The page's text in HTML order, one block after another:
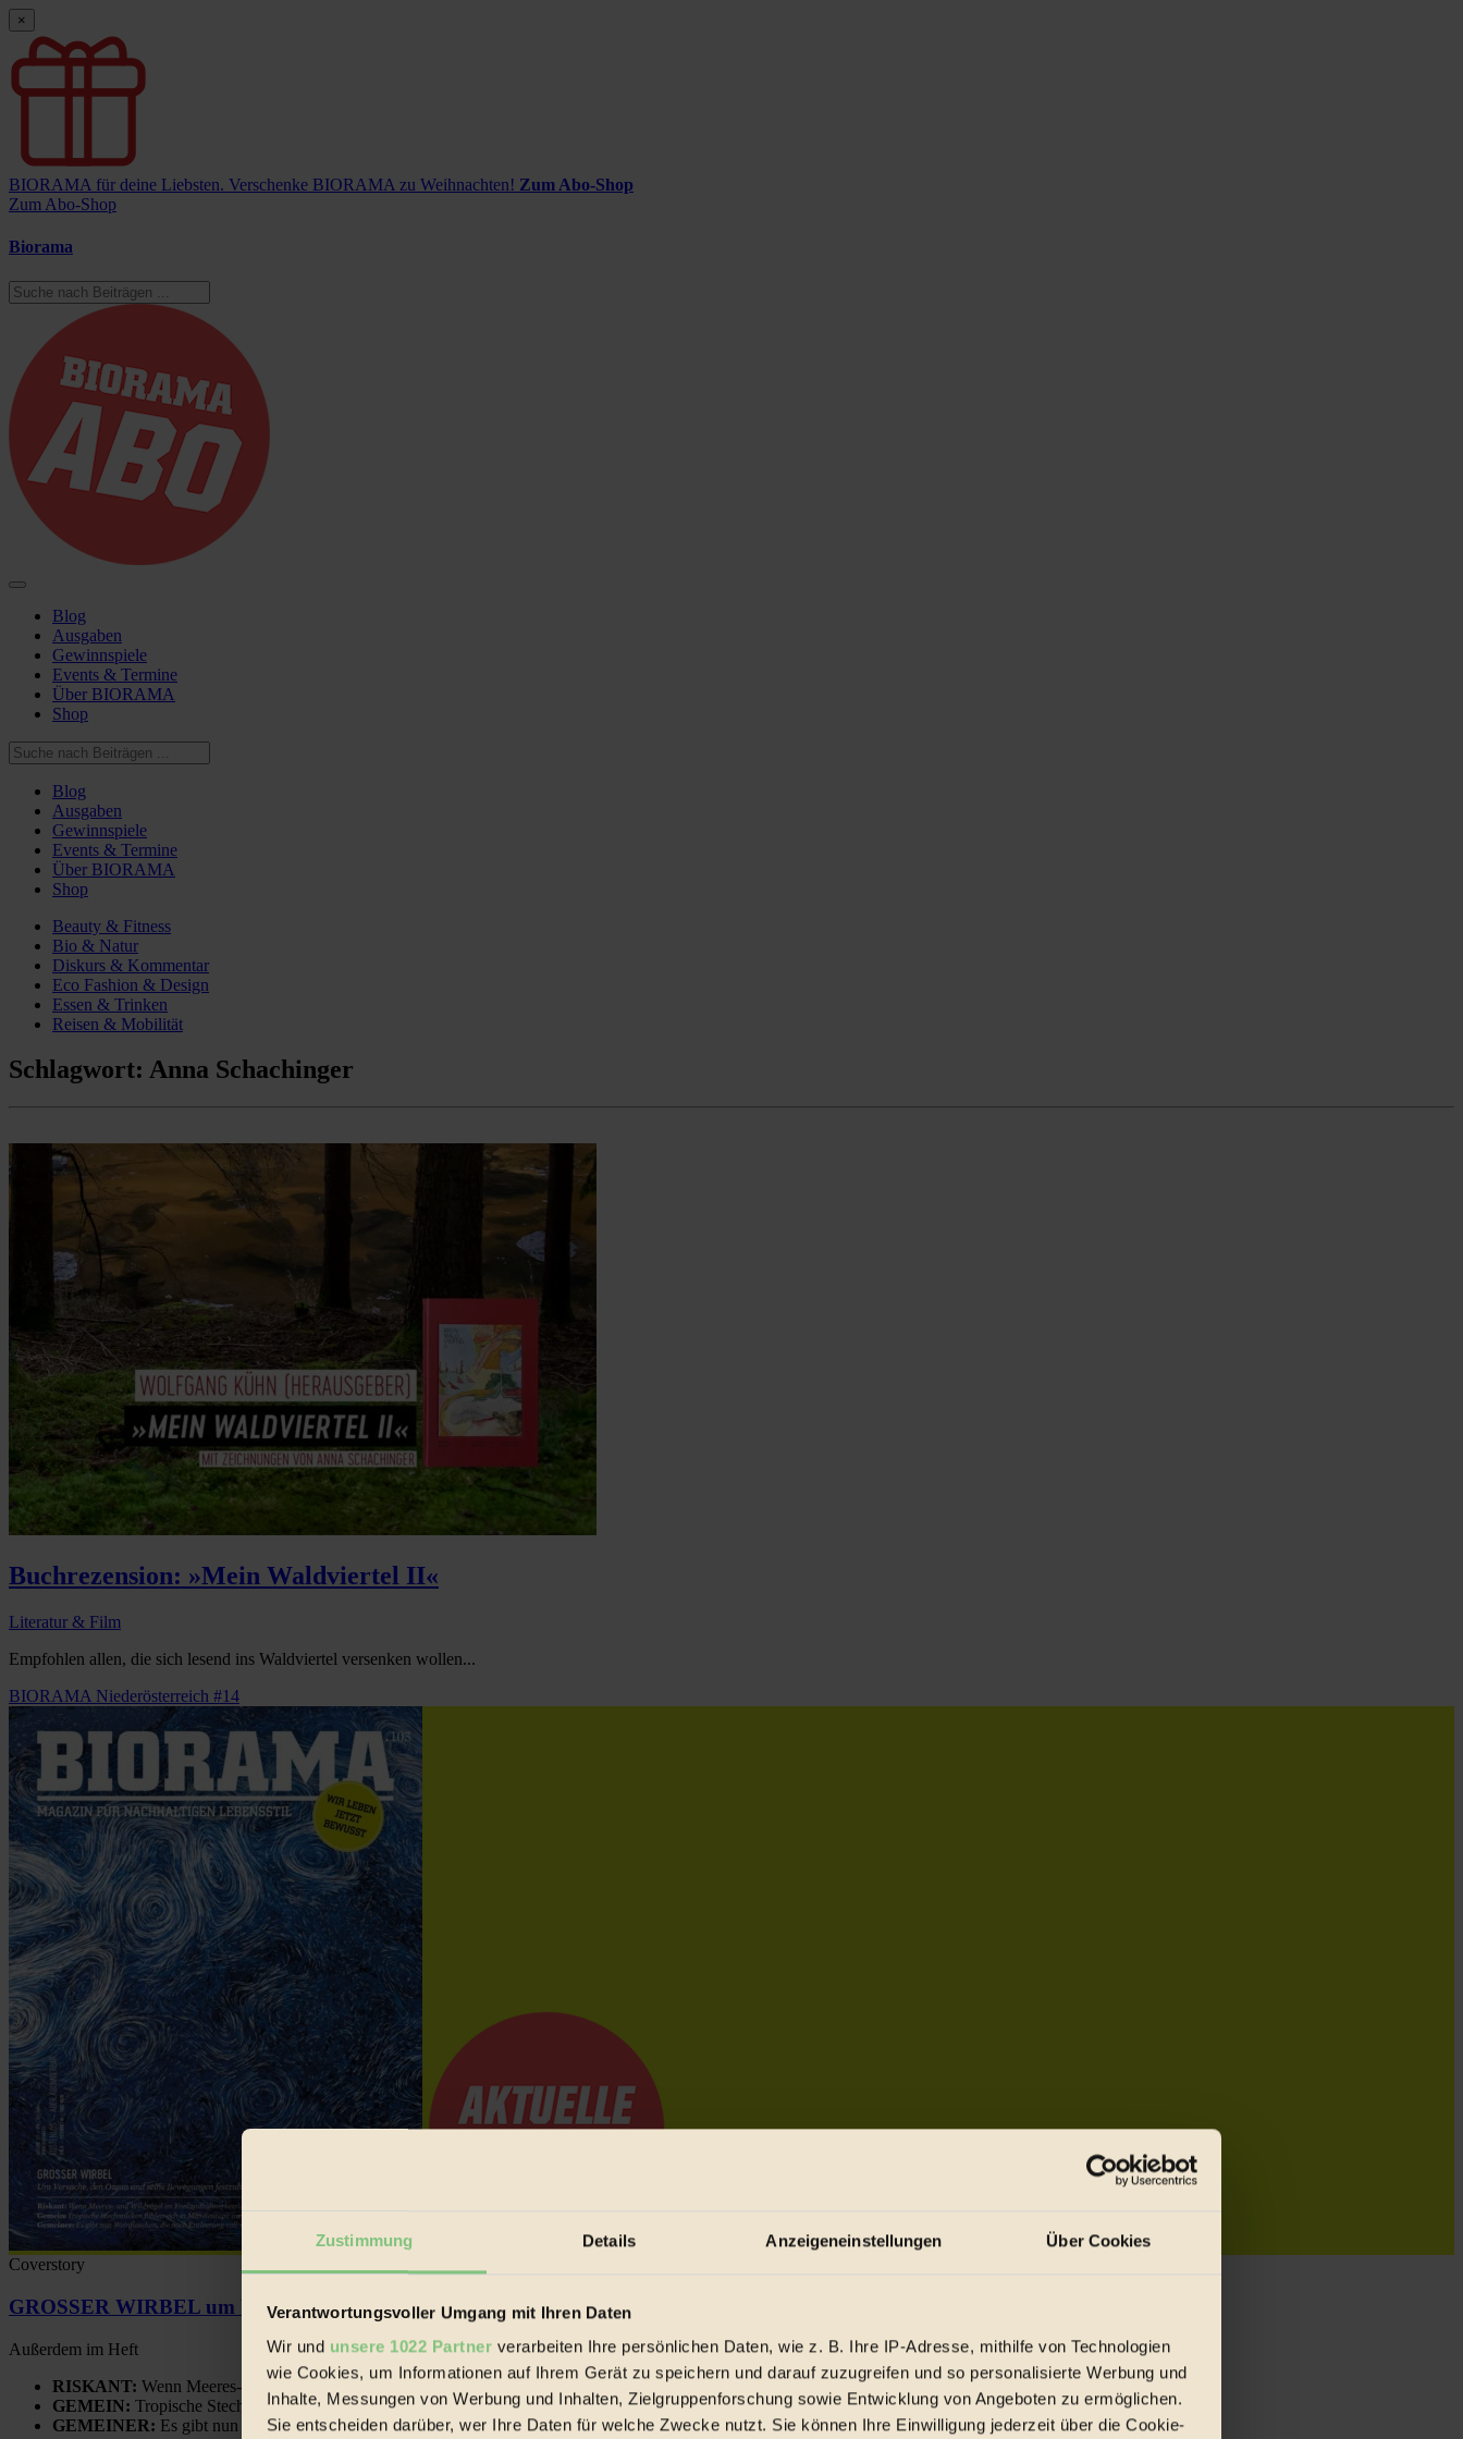
Zustimmung Details Anzeigeneinstellungen Über Cookies
Verantwortungsvoller Umgang mit Ihren Daten
Wir und unsere 1022 Partner verarbeiten Ihre persönlichen Daten, wie z. B. Ihre IP-Adresse, mithilfe von Technologien
wie Cookies, um Informationen auf Ihrem Gerät zu speichern und darauf zuzugreifen und so personalisierte Werbung und
Inhalte, Messungen von Werbung und Inhalten, Zielgruppenforschung sowie Entwicklung von Angeboten zu ermöglichen.
Sie entscheiden darüber, wer Ihre Daten für welche Zwecke nutzt. Sie können Ihre Einwilligung jederzeit über die Cookie-
×
BIORAMA für deine Liebsten. Verschenke BIORAMA zu Weihnachten! Zum Abo-Shop
Zum Abo-Shop
Biorama
Blog
Ausgaben
Gewinnspiele
Events & Termine
Über BIORAMA
Shop
Blog
Ausgaben
Gewinnspiele
Events & Termine
Über BIORAMA
Shop
Beauty & Fitness
Bio & Natur
Diskurs & Kommentar
Eco Fashion & Design
Essen & Trinken
Reisen & Mobilität
Schlagwort: Anna Schachinger
Buchrezension: »Mein Waldviertel II«
Literatur & Film
Empfohlen allen, die sich lesend ins Waldviertel versenken wollen...
BIORAMA Niederösterreich #14
Coverstory
GROSSER WIRBEL um Versuche, den Ozean und seine Bewegungen festzuhalten.
Außerdem im Heft
RISKANT: Wenn Meeres- und Wildvögel im Freilandhühnerbetrieb vorbeischauen.
GEMEIN: Tropische Stechmücken fühlen sich in Mitteleuropa inziwschen oft zu Hause.
GEMEINER: Es gibt nun Weinflaschen, die nach Entleerung voll wieder zu dir zurückkommen.